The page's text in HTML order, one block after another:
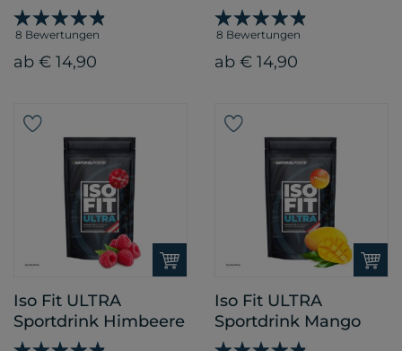
8 Bewertungen
ab € 14,90
8 Bewertungen
ab € 14,90
Iso Fit ULTRA
Sportdrink Himbeere
Iso Fit ULTRA
Sportdrink Mango